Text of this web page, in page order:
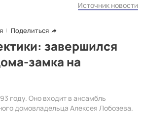
Источник новости
Поделиться
завершился
замка на
году. Оно входит в ансамбль
домовладельца Алексея Лобозева.